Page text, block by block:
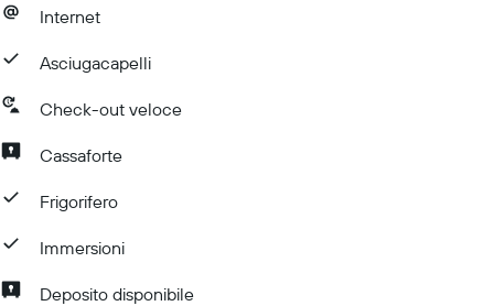
Internet
Asciugacapelli
Check-out veloce
Cassaforte
Frigorifero
Immersioni
Deposito disponibile